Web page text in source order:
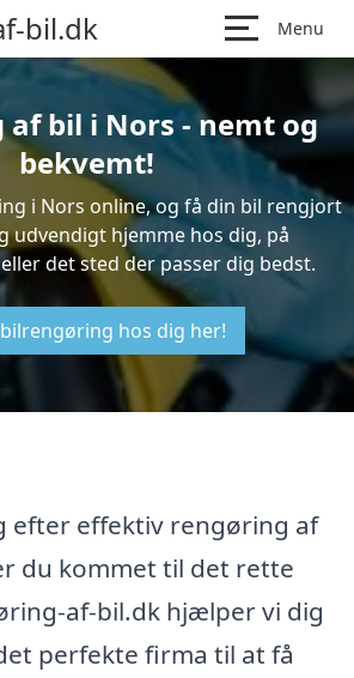
bil.dk Menu
af bil i Nors - nemt og
bekvemt!
i Nors online, og få din bil rengjort
udvendigt hjemme hos dig, på
det sted der passer dig bedst.
hos dig her!
efter effektiv rengøring af
du kommet til det rette
af-bil.dk hjælper vi dig
perfekte firma til at få